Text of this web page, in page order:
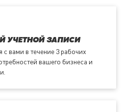
УЧЕТНОЙ ЗАПИСИ
вами в течение 3 рабочих
вашего бизнеса и